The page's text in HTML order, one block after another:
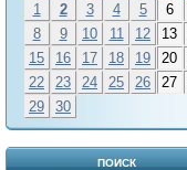
1
2 3 4 5 6
8
9 10 11 12 13
15
16 17 18 19 20
22
23 24 25 26 27
29
30
ПОИСК